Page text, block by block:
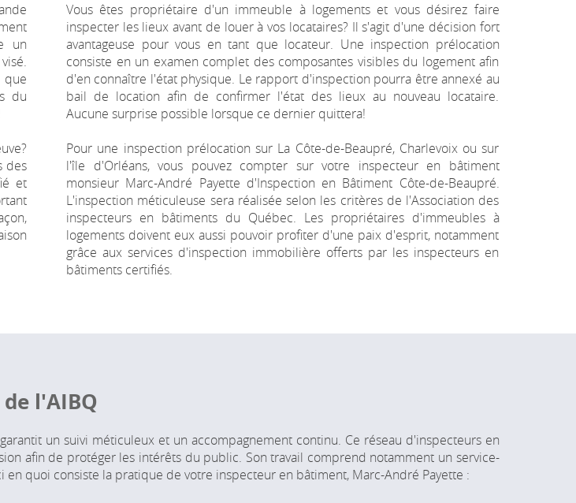
un
que
du
des
et
Vous êtes propriétaire d'un immeuble à logements et vous désirez faire
inspecter les lieux avant de louer à vos locataires? Il s'agit d'une décision fort
avantageuse pour vous en tant que locateur. Une inspection prélocation
consiste en un examen complet des composantes visibles du logement afin
d'en connaître l'état physique. Le rapport d'inspection pourra être annexé au
bail de location afin de confirmer l'état des lieux au nouveau locataire.
Aucune surprise possible lorsque ce dernier quittera!
Pour une inspection prélocation sur La Côte-de-Beaupré, Charlevoix ou sur
l'île d'Orléans, vous pouvez compter sur votre inspecteur en bâtiment
monsieur Marc-André Payette d'Inspection en Bâtiment Côte-de-Beaupré.
L'inspection méticuleuse sera réalisée selon les critères de l'Association des
inspecteurs en bâtiments du Québec. Les propriétaires d'immeubles à
logements doivent eux aussi pouvoir profiter d'une paix d'esprit, notamment
grâce aux services d'inspection immobilière offerts par les inspecteurs en
bâtiments certifiés.
de l'AIBQ
un suivi méticuleux et un accompagnement continu. Ce réseau d'inspecteurs en
afin de protéger les intérêts du public. Son travail comprend notamment un service-
quoi consiste la pratique de votre inspecteur en bâtiment, Marc-André Payette :